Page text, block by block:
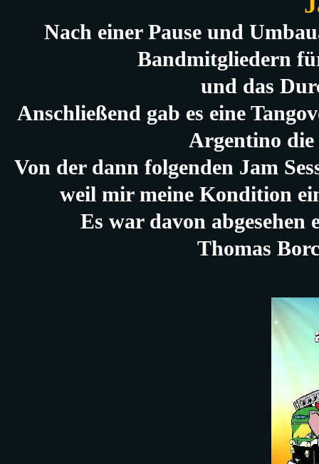
Nach einer Pause und
Bandmitgliedern
und das
Anschließend gab es eine
Argentino
Von der dann folgenden Jam
weil mir meine Kondition
Es war davon
Thomas